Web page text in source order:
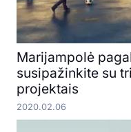
Marijampolė
susipažinkite su
projektais
2020.02.06